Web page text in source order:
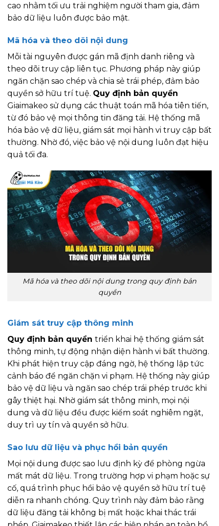
cao nhằm tối ưu trải nghiệm người tham gia, đảm
bảo dữ liệu luôn được bảo mật.
Mã hóa và theo dõi nội dung
Mỗi tài nguyên được gán mã định danh riêng và
theo dõi truy cập liên tục. Phương pháp này giúp
ngăn chặn sao chép và chia sẻ trái phép, đảm bảo
quyền sở hữu trí tuệ. Quy định bản quyền
Giaimakeo sử dụng các thuật toán mã hóa tiên tiến,
từ đó bảo vệ mọi thông tin đăng tải. Hệ thống mã
hóa bảo vệ dữ liệu, giám sát mọi hành vi truy cập bất
thường. Nhờ đó, việc bảo vệ nội dung luôn đạt hiệu
quả tối đa.
Mã hóa và theo dõi nội dung trong quy định bản
quyền
Giám sát truy cập thông minh
Quy định bản quyền triển khai hệ thống giám sát
thông minh, tự động nhận diện hành vi bất thường.
Khi phát hiện truy cập đáng ngờ, hệ thống lập tức
cảnh báo để ngăn chặn vi phạm. Hệ thống này giúp
bảo vệ dữ liệu và ngăn sao chép trái phép trước khi
gây thiệt hại. Nhờ giám sát thông minh, mọi nội
dung và dữ liệu đều được kiểm soát nghiêm ngặt,
duy trì uy tín và quyền sở hữu.
Sao lưu dữ liệu và phục hồi bản quyền
Mọi nội dung được sao lưu định kỳ để phòng ngừa
mất mát dữ liệu. Trong trường hợp vi phạm hoặc sự
cố, quá trình phục hồi bảo vệ quyền sở hữu trí tuệ
diễn ra nhanh chóng. Quy trình này đảm bảo rằng
dữ liệu đăng tải không bị mất hoặc khai thác trái